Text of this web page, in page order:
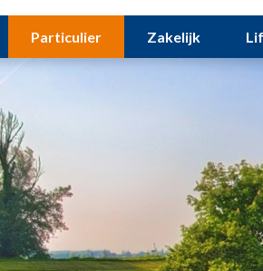
Particulier Zakelijk